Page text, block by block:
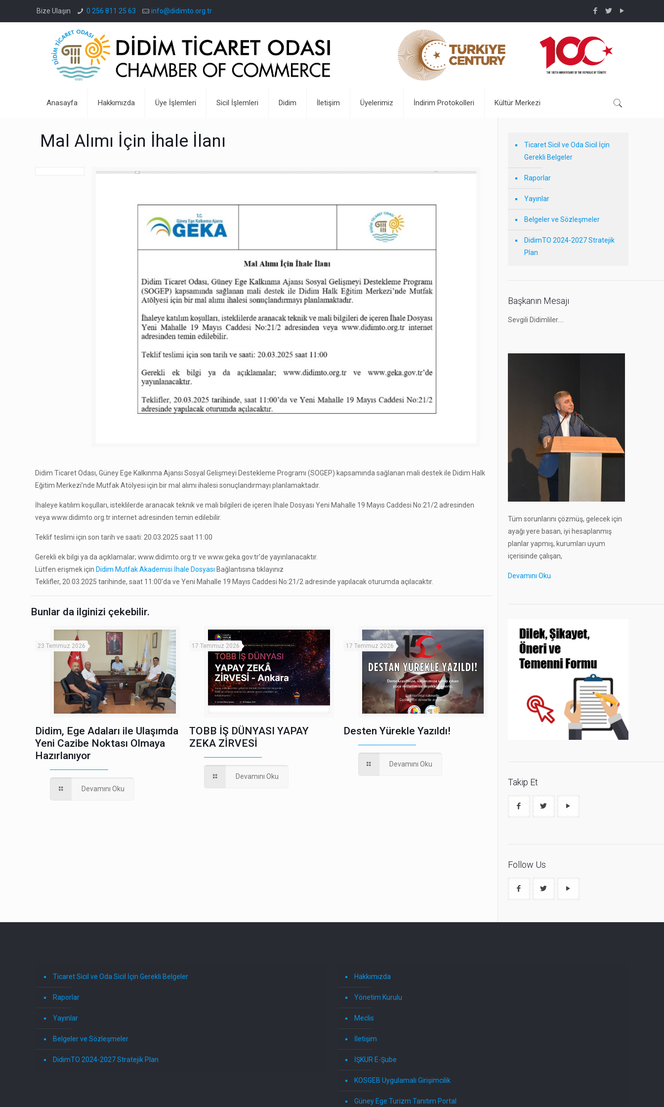
Bize Ulaşın 0 256 811 25 63 info@didimto.org.tr
Anasayfa Hakkımızda Üye İşlemleri Sicil İşlemleri Didim İletişim Üyelerimiz İndirim Protokolleri Kültür Merkezi
Mal Alımı İçin İhale İlanı
Didim Ticaret Odası, Güney Ege Kalkınma Ajansı Sosyal Gelişmeyi Destekleme Programı (SOGEP) kapsamında sağlanan mali destek ile Didim Halk
Eğitim Merkezi’nde Mutfak Atölyesi için bir mal alımı ihalesi sonuçlandırmayı planlamaktadır.
İhaleye katılım koşulları, isteklilerde aranacak teknik ve mali bilgileri de içeren İhale Dosyası Yeni Mahalle 19 Mayıs Caddesi No:21/2 adresinden
veya www.didimto.org.tr internet adresinden temin edilebilir.
Teklif teslimi için son tarih ve saati: 20.03.2025 saat 11:00
Gerekli ek bilgi ya da açıklamalar; www.didimto.org.tr ve www.geka.gov.tr’de yayınlanacaktır.
Lütfen erişmek için Didim Mutfak Akademisi İhale Dosyası Bağlantısına tıklayınız
Teklifler, 20.03.2025 tarihinde, saat 11:00’da ve Yeni Mahalle 19 Mayıs Caddesi No:21/2 adresinde yapılacak oturumda açılacaktır.
Bunlar da ilginizi çekebilir.
23 Temmuz 2026
Didim, Ege Adaları ile Ulaşımda
Yeni Cazibe Noktası Olmaya
Hazırlanıyor
Devamını Oku
17 Temmuz 2026
TOBB İŞ DÜNYASI YAPAY
ZEKA ZİRVESİ
Devamını Oku
17 Temmuz 2026
Desten Yürekle Yazıldı!
Devamını Oku
Ticaret Sicil ve Oda Sicil İçin
Gerekli Belgeler
Raporlar
Yayınlar
Belgeler ve Sözleşmeler
DidimTO 2024-2027 Stratejik
Plan
Başkanın Mesajı
Sevgili Didimliler….
Tüm sorunlarını çözmüş, gelecek için
ayağı yere basan, iyi hesaplanmış
planlar yapmış, kurumları uyum
içerisinde çalışan,
Devamını Oku
Takip Et
Follow Us
Ticaret Sicil ve Oda Sicil İçin Gerekli Belgeler
Raporlar
Yayınlar
Belgeler ve Sözleşmeler
DidimTO 2024-2027 Stratejik Plan
Hakkımızda
Yönetim Kurulu
Meclis
İletişim
İŞKUR E-Şube
KOSGEB Uygulamalı Girişimcilik
Güney Ege Turizm Tanıtım Portal